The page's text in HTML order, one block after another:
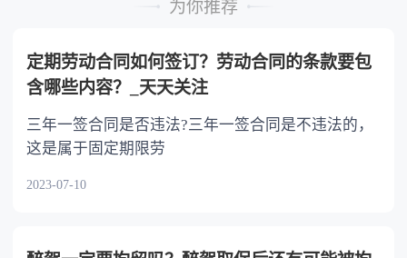
为你推荐
定期劳动合同如何签订？劳动合同的条款要包
含哪些内容？_天天关注
三年一签合同是否违法?三年一签合同是不违法的，
这是属于固定期限劳
2023-07-10